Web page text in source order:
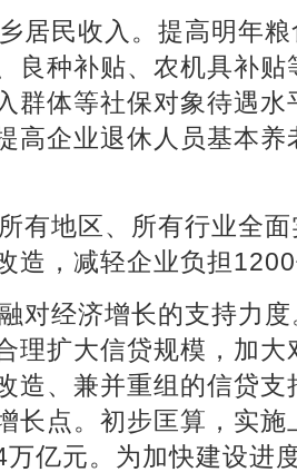
居民收入。提高明年
良种补贴、农机具补
群体等社保对象待遇
高企业退休人员基本
有地区、所有行业全
造，减轻企业负担
对经济增长的支持力
理扩大信贷规模，加大
造、兼并重组的信贷
长点。初步匡算，实
亿元。为加快建设进